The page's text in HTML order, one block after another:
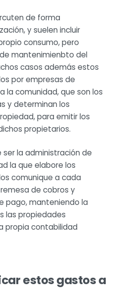
de forma
y suelen incluir
consumo, pero
mantenimienbto del
casos además estos
por empresas de
la comunidad, que son los
y determinan los
para emitir los
propietarios.
la administración de
la que elabore los
comunique a cada
de cobros y
pago, manteniendo la
las propiedades
propia contabilidad
estos gastos a